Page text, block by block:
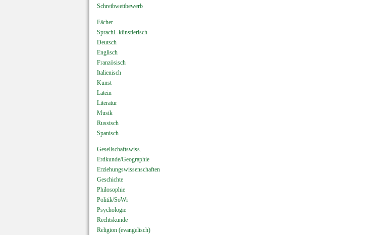
Schreibwettbewerb
Fächer
Sprachl.-künstlerisch
Deutsch
Englisch
Französisch
Italienisch
Kunst
Latein
Literatur
Musik
Russisch
Spanisch
Gesellschaftswiss.
Erdkunde/Geographie
Erziehungswissenschaften
Geschichte
Philosophie
Politik/SoWi
Psychologie
Rechtskunde
Religion (evangelisch)